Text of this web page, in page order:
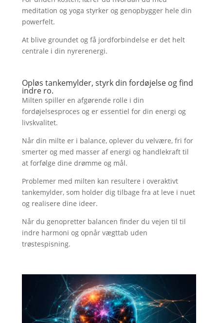
meditation og yoga styrker og genopbygger hele din
powerfelt.
At blive groundet og få jordforbindelse er det helt
centrale i din nyrerenergi.
Opløs tankemylder, styrk din fordøjelse og find
indre ro.
Milten spiller en afgørende rolle i din
fordøjelsesproces og er essentiel for din energi og
livskvalitet.
Når din milte er i balance, oplever du velvære, fri for
smerter og med masser af energi og handlekraft til
at forfølge dine drømme og mål.
Problemer med milten kan resultere i overaktivt
tankemylder, som holder dig tilbage fra at leve i nuet
og realisere dine ideer.
Når du genopretter balancen finder du vejen til til
indre harmoni og opnår vægttab uden
trøstespisning.